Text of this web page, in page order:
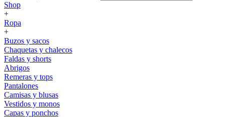
Shop
+
Ropa
+
Buzos y sacos
Chaquetas y chalecos
Faldas y shorts
Abrigos
Remeras y tops
Pantalones
Camisas y blusas
Vestidos y monos
Capas y ponchos